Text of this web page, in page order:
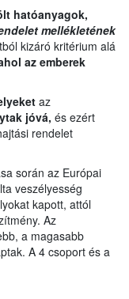
hatóanyagok,
mellékletének
kizáró kritérium alá
az emberek
az
jóvá, és ezért
rendelet
során az Európai
veszélyesség
kapott, attól
Az
a magasabb
A 4 csoport és a